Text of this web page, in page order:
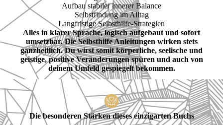
Aufbau stabiler innerer Balance
Selbstfindung im Alltag
Langfristige Selbsthilfe-Strategien
Alles in klarer Sprache, logisch aufgebaut und sofort
umsetzbar. Die Selbsthilfe Anleitungen wirken stets
ganzheitlich. Du wirst somit körperliche, seelische und
geistige, positive Veränderungen spüren und auch von
deinem Umfeld gespiegelt bekommen.
Die besonderen Stärken dieses einzigarten Buchs